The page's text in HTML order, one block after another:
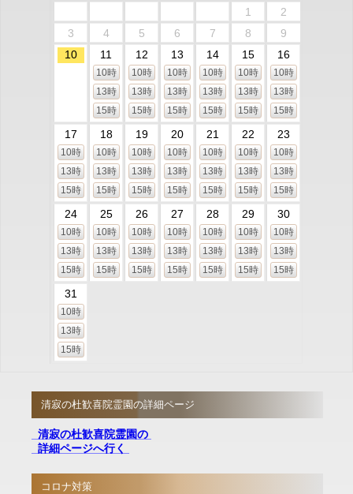
1
2
3
4 5 6 7 8
9
10
11
10時
13時
15時
12
10時
13時
15時
13
10時
13時
15時
14
10時
13時
15時
15
10時
13時
15時
16
10時
13時
15時
17
10時
13時
15時
18
10時
13時
15時
19
10時
13時
15時
20
10時
13時
15時
21
10時
13時
15時
22
10時
13時
15時
23
10時
13時
15時
24
10時
13時
15時
25
10時
13時
15時
26
10時
13時
15時
27
10時
13時
15時
28
10時
13時
15時
29
10時
13時
15時
30
10時
13時
15時
31
10時
13時
15時
清寂の杜歓喜院霊園の詳細ページ
清寂の杜歓喜院霊園の
詳細ページへ行く
コロナ対策